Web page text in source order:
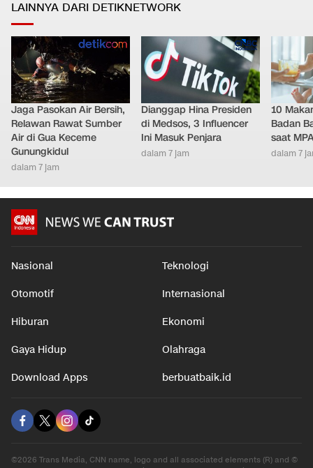
LAINNYA DARI DETIKNETWORK
Jaga Pasokan Air Bersih,
Relawan Rawat Sumber
Air di Gua Keceme
Gunungkidul
dalam 7 jam
Dianggap Hina Presiden
di Medsos, 3 Influencer
Ini Masuk Penjara
dalam 7 jam
10
Badan
saat
dalam 7
Nasional Teknologi
Otomotif Internasional
Hiburan Ekonomi
Gaya Hidup Olahraga
Download Apps berbuatbaik.id
©2026 Trans Media, CNN name, logo and all associated elements (R) and ©